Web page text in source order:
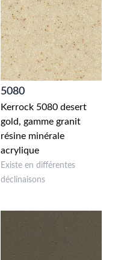
5080
Kerrock 5080 desert
gold, gamme granit
résine minérale
acrylique
Existe en différentes
déclinaisons